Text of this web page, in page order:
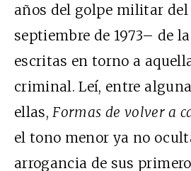
años del golpe militar del
septiembre de 1973– de
escritas en torno a
criminal. Leí, entre
ellas,Formas de volver a
el tono menor ya no
arrogancia de sus